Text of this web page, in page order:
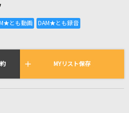
全国りれき
で歌われている曲の一覧
MYリスト保存